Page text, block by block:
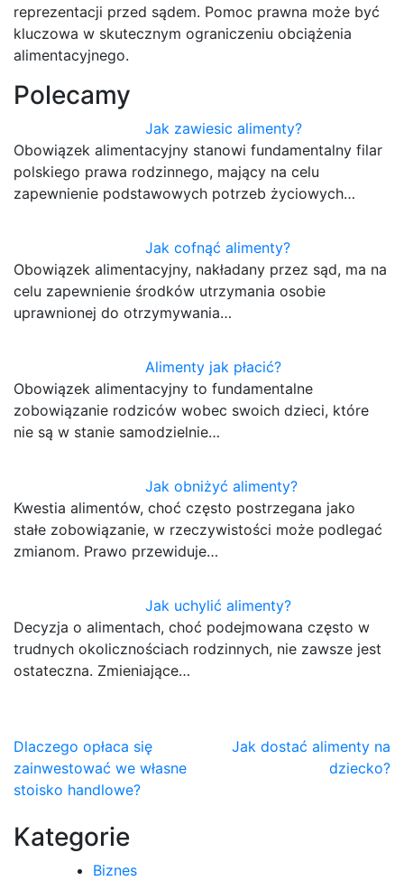
reprezentacji przed sądem. Pomoc prawna może być
kluczowa w skutecznym ograniczeniu obciążenia
alimentacyjnego.
Polecamy
Jak zawiesic alimenty?
Obowiązek alimentacyjny stanowi fundamentalny filar
polskiego prawa rodzinnego, mający na celu
zapewnienie podstawowych potrzeb życiowych…
Jak cofnąć alimenty?
Obowiązek alimentacyjny, nakładany przez sąd, ma na
celu zapewnienie środków utrzymania osobie
uprawnionej do otrzymywania…
Alimenty jak płacić?
Obowiązek alimentacyjny to fundamentalne
zobowiązanie rodziców wobec swoich dzieci, które
nie są w stanie samodzielnie…
Jak obniżyć alimenty?
Kwestia alimentów, choć często postrzegana jako
stałe zobowiązanie, w rzeczywistości może podlegać
zmianom. Prawo przewiduje…
Jak uchylić alimenty?
Decyzja o alimentach, choć podejmowana często w
trudnych okolicznościach rodzinnych, nie zawsze jest
ostateczna. Zmieniające…
Nawigacja
wpisu
Dlaczego opłaca się
zainwestować we własne
stoisko handlowe?
Jak dostać alimenty na
dziecko?
Kategorie
Biznes